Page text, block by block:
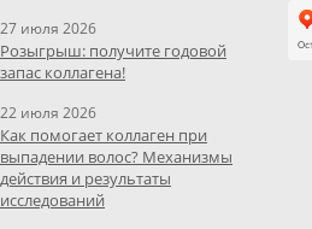
27 июля 2026
Розыгрыш: получите годовой
запас коллагена!
22 июля 2026
Как помогает коллаген при
выпадении волос? Механизмы
действия и результаты
исследований